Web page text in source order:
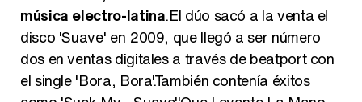
Magdalena de Suecia responde a las críticas y explica por qué le han permitido lanzar su propio negocio
música electro-latina.El dúo sacó a la venta el
disco 'Suave' en 2009, que llegó a ser número
dos en ventas digitales a través de beatport con
el single 'Bora, Bora'.También contenía éxitos